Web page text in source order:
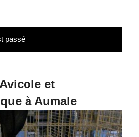
passé
et
à Aumale